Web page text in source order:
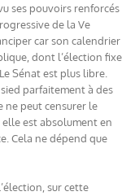
ses pouvoirs renforcés
de la Ve
car son calendrier
dont l’élection fixe
Sénat est plus libre.
parfaitement à des
ne peut censurer le
elle est absolument en
Cela ne dépend que
sur cette